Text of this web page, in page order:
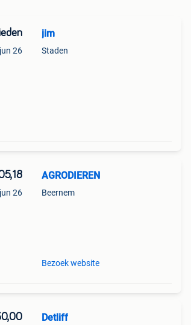
26
jim
Staden
26
AGRODIEREN
Beernem
Bezoek website
Detliff